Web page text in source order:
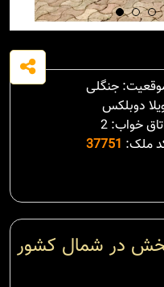
جنگلی
دوبلکس
خواب: 2
ملک: 37751
بخش در شمال کشور